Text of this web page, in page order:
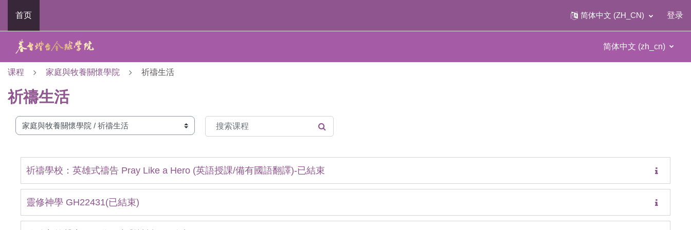
首页
简体中文 ‎(ZH_CN)‎ 登录
简体中文 ‎(zh_cn)‎
课程 家庭與牧養關懷學院 祈禱生活
祈禱生活
程类别
搜索课程
搜索课程
祈禱學校：英雄式禱告 Pray Like a Hero (英語授課/備有國語翻譯)-已結束
靈修神學 GH22431(已結束)